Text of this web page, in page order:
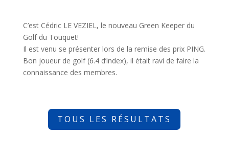
C’est Cédric LE VEZIEL, le nouveau Green Keeper du
Golf du Touquet!
Il est venu se présenter lors de la remise des prix PING.
Bon joueur de golf (6.4 d’index), il était ravi de faire la
connaissance des membres.
TOUS LES RÉSULTATS